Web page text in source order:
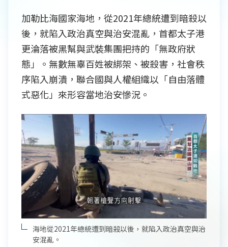
加勒比海國家海地，從2021年總統遭到暗殺以
後，就陷入政治真空與治安混亂，首都太子港
更淪落被黑幫與武裝集團把持的「無政府狀
態」。無數無辜百姓被綁架、被殺害，社會秩
序陷入崩潰，聯合國與人權組織以「自由落體
式惡化」來形容當地治安慘況。
海地從2021年總統遭到暗殺以後，就陷入政治真空與治
安混亂。